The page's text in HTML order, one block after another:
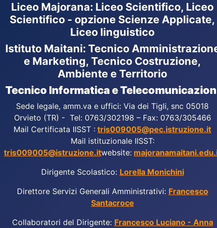
Liceo Majorana: Liceo Scientifico, Liceo
Scientifico - opzione Scienze Applicate,
Liceo linguistico
Istituto Maitani: Tecnico
e Marketing, Tecnico Costruzione,
Ambiente e Territorio
Tecnico Informatica e
Sede legale, amm.va e uffici: Via dei Tigli, snc 05018
Orvieto (TR) - Tel: 0763/302198 – Fax: 0763/305466
Mail Certificata IISST : tris009005@pec.istruzione.it
Mail istituzionale IISST:
tris009005@istruzione.itwebsite:
Dirigente Scolastico: Lorella Monichini
Direttore Servizi Generali Amministrativi: Francesco
Santacroce
Collaboratori del Dirigente: Francesco Luciano - Anna